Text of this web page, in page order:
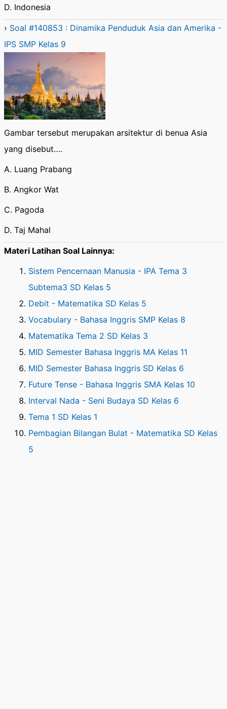
D. Indonesia
› Soal #140853 : Dinamika Penduduk Asia dan Amerika -
IPS SMP Kelas 9
Gambar tersebut merupakan arsitektur di benua Asia
yang disebut….
A. Luang Prabang
B. Angkor Wat
C. Pagoda
D. Taj Mahal
Materi Latihan Soal Lainnya:
Sistem Pencernaan Manusia - IPA Tema 3
Subtema3 SD Kelas 5
Debit - Matematika SD Kelas 5
Vocabulary - Bahasa Inggris SMP Kelas 8
Matematika Tema 2 SD Kelas 3
MID Semester Bahasa Inggris MA Kelas 11
MID Semester Bahasa Inggris SD Kelas 6
Future Tense - Bahasa Inggris SMA Kelas 10
Interval Nada - Seni Budaya SD Kelas 6
Tema 1 SD Kelas 1
Pembagian Bilangan Bulat - Matematika SD Kelas
5